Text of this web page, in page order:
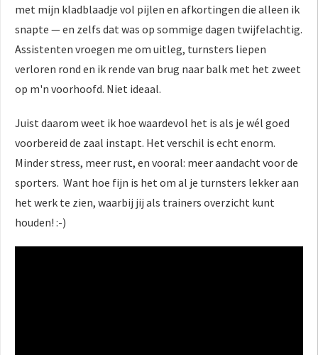
met mijn kladblaadje vol pijlen en afkortingen die alleen ik
snapte — en zelfs dat was op sommige dagen twijfelachtig.
Assistenten vroegen me om uitleg, turnsters liepen
verloren rond en ik rende van brug naar balk met het zweet
op m'n voorhoofd. Niet ideaal.
Juist daarom weet ik hoe waardevol het is als je wél goed
voorbereid de zaal instapt. Het verschil is echt enorm.
Minder stress, meer rust, en vooral: meer aandacht voor de
sporters. Want hoe fijn is het om al je turnsters lekker aan
het werk te zien, waarbij jij als trainers overzicht kunt
houden! :-)